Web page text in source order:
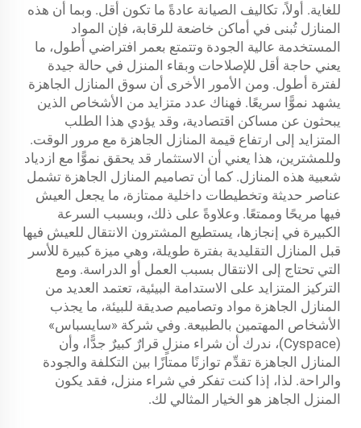
للغاية. أولاً، تكاليف الصيانة عادةً ما تكون أقل. وبما أن هذه
المنازل تُبنى في أماكن خاضعة للرقابة، فإن المواد
المستخدمة عالية الجودة وتتمتع بعمر افتراضي أطول، ما
يعني حاجة أقل للإصلاحات وبقاء المنزل في حالة جيدة
لفترة أطول. ومن الأمور الأخرى أن سوق المنازل الجاهزة
يشهد نموًّا سريعًا. فهناك عدد متزايد من الأشخاص الذين
يبحثون عن مساكن اقتصادية، وقد يؤدي هذا الطلب
المتزايد إلى ارتفاع قيمة المنازل الجاهزة مع مرور الوقت.
وللمشترين، هذا يعني أن الاستثمار قد يحقق نموًّا مع ازدياد
شعبية هذه المنازل. كما أن تصاميم المنازل الجاهزة تشمل
عناصر حديثة وتخطيطات داخلية ممتازة، ما يجعل العيش
فيها مريحًا وممتعًا. وعلاوةً على ذلك، وبسبب السرعة
الكبيرة في إنجازها، يستطيع المشترون الانتقال للعيش فيها
قبل المنازل التقليدية بفترة طويلة، وهي ميزة كبيرة للأسر
التي تحتاج إلى الانتقال بسبب العمل أو الدراسة. ومع
التركيز المتزايد على الاستدامة البيئية، تعتمد العديد من
المنازل الجاهزة مواد وتصاميم صديقة للبيئة، ما يجذب
الأشخاص المهتمين بالطبيعة. وفي شركة «سايسباس»
(Cyspace)، ندرك أن شراء منزلٍ قرارٌ كبيرٌ جدًّا، وأن
المنازل الجاهزة تقدِّم توازنًا ممتازًا بين التكلفة والجودة
والراحة. لذا، إذا كنت تفكر في شراء منزل، فقد يكون
المنزل الجاهز هو الخيار المثالي لك.